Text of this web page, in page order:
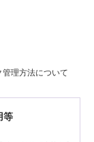
理方法について
等